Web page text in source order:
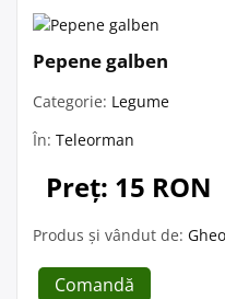
Pepene galben
Categorie: Legume
În: Teleorman
Preț: 15 RON
Produs și vândut de:
Comandă